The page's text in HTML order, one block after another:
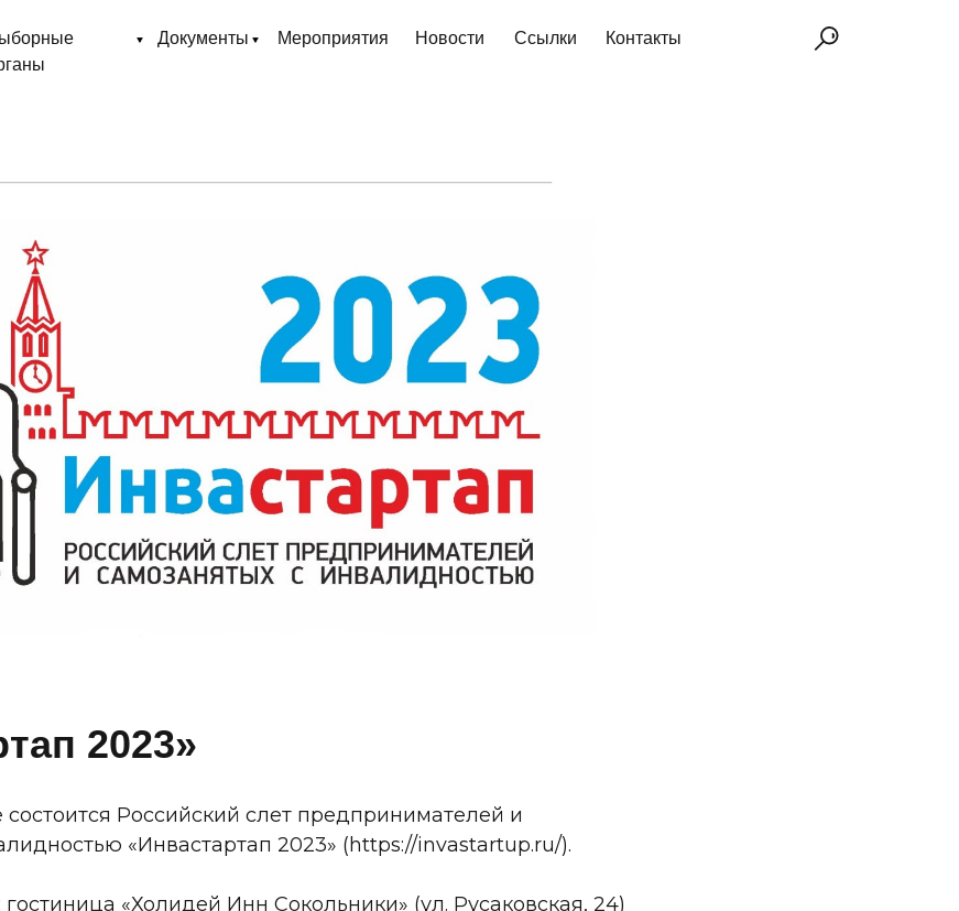
Документы Мероприятия Новости Ссылки Контакты
2023»
Российский слет предпринимателей и
«Инвастартап 2023» (https://invastartup.ru/).
«Холидей Инн Сокольники» (ул. Русаковская, 24)